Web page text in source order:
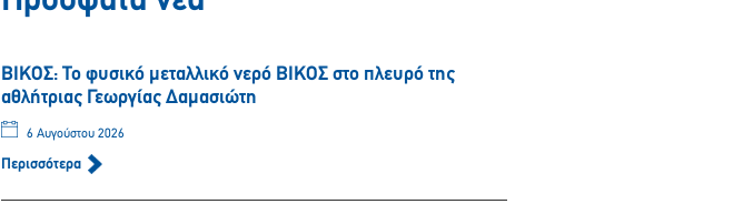
ΒΙΚΟΣ: Το φυσικό μεταλλικό νερό ΒΙΚΟΣ στο πλευρό της
αθλήτριας Γεωργίας Δαμασιώτη
6 Αυγούστου 2026
Περισσότερα